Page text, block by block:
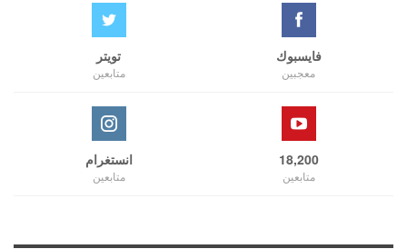
فايسبوك
معجبين
تويتر
متابعين
18,200
متابعين
انستغرام
متابعين